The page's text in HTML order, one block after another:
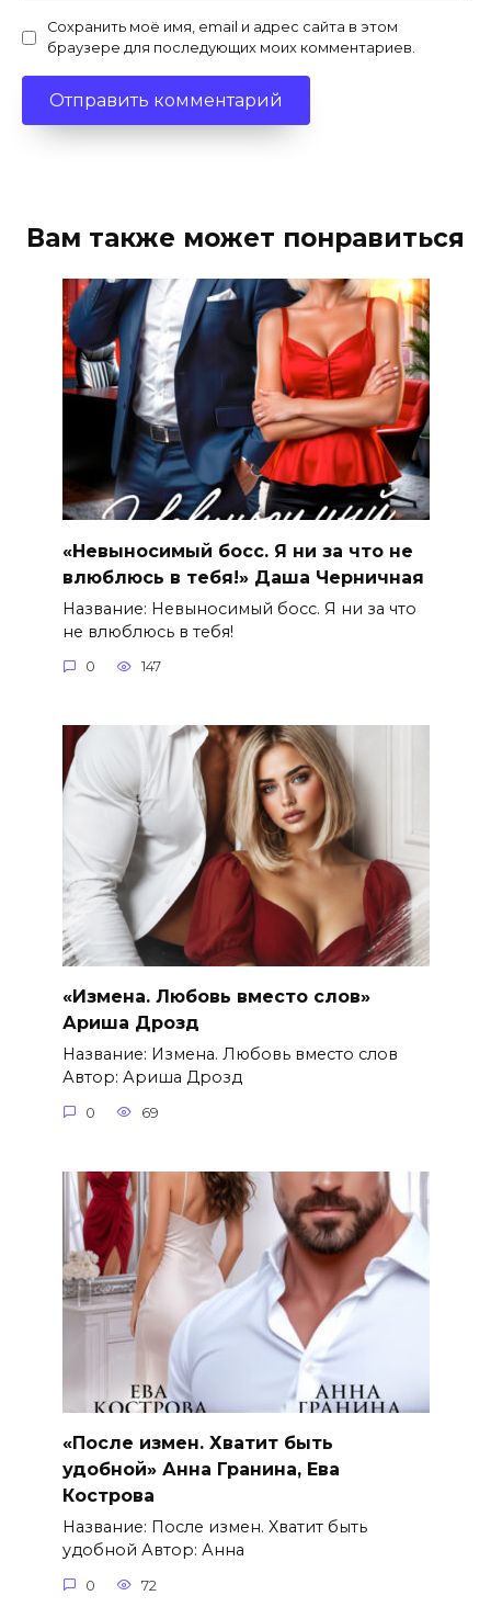
Сохранить моё имя, email и адрес сайта в этом
браузере для последующих моих комментариев.
Вам также может понравиться
«Невыносимый босс. Я ни за что не
влюблюсь в тебя!» Даша Черничная
Название: Невыносимый босс. Я ни за что
не влюблюсь в тебя!
0 147
«Измена. Любовь вместо слов»
Ариша Дрозд
Название: Измена. Любовь вместо слов
Автор: Ариша Дрозд
0 69
«После измен. Хватит быть
удобной» Анна Гранина, Ева
Кострова
Название: После измен. Хватит быть
удобной Автор: Анна
0 72